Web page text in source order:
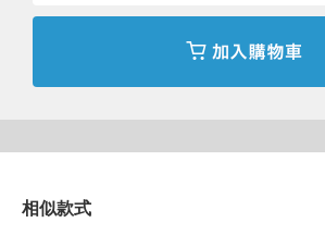
Model：H108（cm）Size：110 ※商品色澤
相似款式